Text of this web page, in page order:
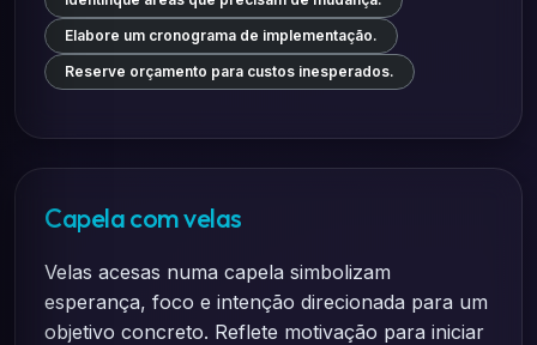
Elabore um cronograma de implementação.
Reserve orçamento para custos inesperados.
Capela com velas
Velas acesas numa capela simbolizam
esperança, foco e intenção direcionada para um
objetivo concreto. Reflete motivação para iniciar